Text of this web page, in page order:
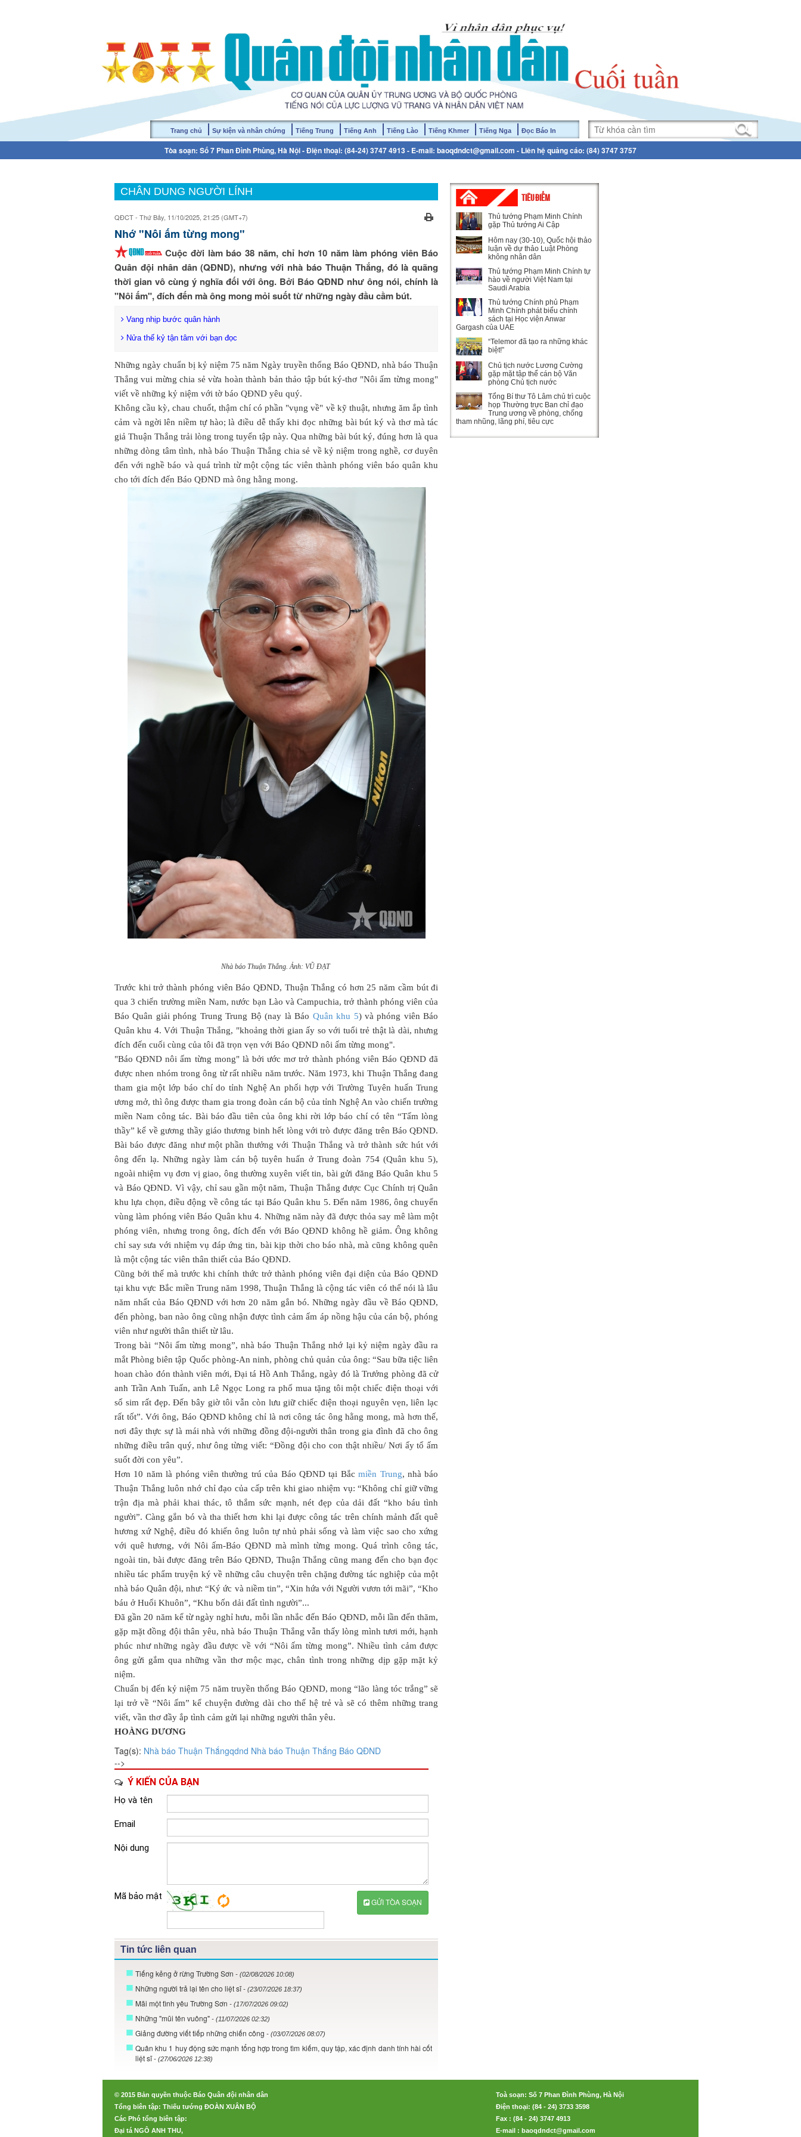
Trang chủ Sự kiện và nhân chứng Tiếng Trung Tiếng Anh Tiếng Lào Tiếng Khmer Tiếng Nga Đọc Báo In
Tòa soạn: Số 7 Phan Đình Phùng, Hà Nội - Điện thoại: (84-24) 3747 4913 - E-mail: baoqdndct@gmail.com - Liên hệ quảng cáo: (84) 3747 3757
CHÂN DUNG NGƯỜI LÍNH
QĐCT - Thứ Bảy, 11/10/2025, 21:25 (GMT+7)
Nhớ "Nôi ấm từng mong"
Cuộc đời làm báo 38 năm, chỉ hơn 10 năm làm phóng viên Báo
Quân đội nhân dân (QĐND), nhưng với nhà báo Thuận Thắng, đó là quãng
thời gian vô cùng ý nghĩa đối với ông. Bởi Báo QĐND như ông nói, chính là
"Nôi ấm", đích đến mà ông mong mỏi suốt từ những ngày đầu cầm bút.
Vang nhịp bước quân hành
Nửa thế kỷ tận tâm với bạn đọc
Những ngày chuẩn bị kỷ niệm 75 năm Ngày truyền thống Báo QĐND, nhà báo Thuận
Thắng vui mừng chia sẻ vừa hoàn thành bản thảo tập bút ký-thơ "Nôi ấm từng mong"
viết về những kỷ niệm với tờ báo QĐND yêu quý.
Không cầu kỳ, chau chuốt, thậm chí có phần "vụng về" về kỹ thuật, nhưng ăm ắp tình
cảm và ngời lên niềm tự hào; là điều dễ thấy khi đọc những bài bút ký và thơ mà tác
giả Thuận Thắng trải lòng trong tuyển tập này. Qua những bài bút ký, đúng hơn là qua
những dòng tâm tình, nhà báo Thuận Thắng chia sẻ về kỷ niệm trong nghề, cơ duyên
đến với nghề báo và quá trình từ một cộng tác viên thành phóng viên báo quân khu
cho tới đích đến Báo QĐND mà ông hằng mong.
Nhà báo Thuận Thắng. Ảnh: VŨ ĐẠT
Trước khi trở thành phóng viên Báo QĐND, Thuận Thắng có hơn 25 năm cầm bút đi
qua 3 chiến trường miền Nam, nước bạn Lào và Campuchia, trở thành phóng viên của
Báo Quân giải phóng Trung Trung Bộ (nay là Báo Quân khu 5) và phóng viên Báo
Quân khu 4. Với Thuận Thắng, "khoảng thời gian ấy so với tuổi trẻ thật là dài, nhưng
đích đến cuối cùng của tôi đã trọn vẹn với Báo QĐND nôi ấm từng mong".
"Báo QĐND nôi ấm từng mong" là bởi ước mơ trở thành phóng viên Báo QĐND đã
được nhen nhóm trong ông từ rất nhiều năm trước. Năm 1973, khi Thuận Thắng đang
tham gia một lớp báo chí do tỉnh Nghệ An phối hợp với Trường Tuyên huấn Trung
ương mở, thì ông được tham gia trong đoàn cán bộ của tỉnh Nghệ An vào chiến trường
miền Nam công tác. Bài báo đầu tiên của ông khi rời lớp báo chí có tên “Tấm lòng
thầy” kể về gương thầy giáo thương binh hết lòng với trò được đăng trên Báo QĐND.
Bài báo được đăng như một phần thưởng với Thuận Thắng và trở thành sức hút với
ông đến lạ. Những ngày làm cán bộ tuyên huấn ở Trung đoàn 754 (Quân khu 5),
ngoài nhiệm vụ đơn vị giao, ông thường xuyên viết tin, bài gửi đăng Báo Quân khu 5
và Báo QĐND. Vì vậy, chỉ sau gần một năm, Thuận Thắng được Cục Chính trị Quân
khu lựa chọn, điều động về công tác tại Báo Quân khu 5. Đến năm 1986, ông chuyển
vùng làm phóng viên Báo Quân khu 4. Những năm này đã được thỏa say mê làm một
phóng viên, nhưng trong ông, đích đến với Báo QĐND không hề giảm. Ông không
chỉ say sưa với nhiệm vụ đáp ứng tin, bài kịp thời cho báo nhà, mà cũng không quên
là một cộng tác viên thân thiết của Báo QĐND.
Cũng bởi thế mà trước khi chính thức trở thành phóng viên đại diện của Báo QĐND
tại khu vực Bắc miền Trung năm 1998, Thuận Thắng là cộng tác viên có thể nói là lâu
năm nhất của Báo QĐND với hơn 20 năm gắn bó. Những ngày đầu về Báo QĐND,
đến phòng, ban nào ông cũng nhận được tình cảm ấm áp nồng hậu của cán bộ, phóng
viên như người thân thiết từ lâu.
Trong bài “Nôi ấm từng mong”, nhà báo Thuận Thắng nhớ lại kỷ niệm ngày đầu ra
mắt Phòng biên tập Quốc phòng-An ninh, phòng chủ quản của ông: “Sau bữa tiệc liên
hoan chào đón thành viên mới, Đại tá Hồ Anh Thắng, ngày đó là Trưởng phòng đã cử
anh Trần Anh Tuấn, anh Lê Ngọc Long ra phố mua tặng tôi một chiếc điện thoại với
số sim rất đẹp. Đến bây giờ tôi vẫn còn lưu giữ chiếc điện thoại nguyên vẹn, liên lạc
rất tốt”. Với ông, Báo QĐND không chỉ là nơi công tác ông hằng mong, mà hơn thế,
nơi đây thực sự là mái nhà với những đồng đội-người thân trong gia đình đã cho ông
những điều trân quý, như ông từng viết: “Đồng đội cho con thật nhiều/ Nơi ấy tổ ấm
suốt đời con yêu”.
Hơn 10 năm là phóng viên thường trú của Báo QĐND tại Bắcmiền Trung, nhà báo
Thuận Thắng luôn nhớ chỉ đạo của cấp trên khi giao nhiệm vụ: “Không chỉ giữ vững
trận địa mà phải khai thác, tô thắm sức mạnh, nét đẹp của dải đất “kho báu tình
người”. Càng gắn bó và tha thiết hơn khi lại được công tác trên chính mảnh đất quê
hương xứ Nghệ, điều đó khiến ông luôn tự nhủ phải sống và làm việc sao cho xứng
với quê hương, với Nôi ấm-Báo QĐND mà mình từng mong. Quá trình công tác,
ngoài tin, bài được đăng trên Báo QĐND, Thuận Thắng cũng mang đến cho bạn đọc
nhiều tác phẩm truyện ký về những câu chuyện trên chặng đường tác nghiệp của một
nhà báo Quân đội, như: “Ký ức và niềm tin”, “Xin hứa với Người vươn tới mãi”, “Kho
báu ở Huổi Khuôn”, “Khu bốn dải đất tình người”...
Đã gần 20 năm kể từ ngày nghỉ hưu, mỗi lần nhắc đến Báo QĐND, mỗi lần đến thăm,
gặp mặt đồng đội thân yêu, nhà báo Thuận Thắng vẫn thấy lòng mình tươi mới, hạnh
phúc như những ngày đầu được về với “Nôi ấm từng mong”. Nhiều tình cảm được
ông gửi gắm qua những vần thơ mộc mạc, chân tình trong những dịp gặp mặt kỷ
niệm.
Chuẩn bị đến kỷ niệm 75 năm truyền thống Báo QĐND, mong “lão làng tóc trắng” sẽ
lại trở về “Nôi ấm” kể chuyện đường dài cho thế hệ trẻ và sẽ có thêm những trang
viết, vần thơ đầy ắp tình cảm gửi lại những người thân yêu.
HOÀNG DƯƠNG
Tag(s): Nhà báo Thuận Thắngqdnd Nhà báo Thuận Thắng Báo QĐND
-->
Ý KIẾN CỦA BẠN
Họ và tên
Email
Nội dung
Mã bảo mật
GỬI TÒA SOẠN
Tin tức liên quan
Tiếng kẻng ở rừng Trường Sơn - (02/08/2026 10:08)
Những người trả lại tên cho liệt sĩ- (23/07/2026 18:37)
Mãi một tình yêu Trường Sơn - (17/07/2026 09:02)
Những "mũi tên vuông" - (11/07/2026 02:32)
Giảng đường viết tiếp những chiến công - (03/07/2026 08:07)
Quân khu 1 huy động sức mạnh tổng hợp trong tìm kiếm, quy tập, xác định danh tính hài cốt
liệt sĩ- (27/06/2026 12:38)
TIÊU ĐIỂM
Thủ tướng Phạm Minh Chính
gặp Thủ tướng Ai Cập
Hôm nay (30-10), Quốc hội thảo
luận về dự thảo Luật Phòng
không nhân dân
Thủ tướng Phạm Minh Chính tự
hào về người Việt Nam tại
Saudi Arabia
Thủ tướng Chính phủ Phạm
Minh Chính phát biểu chính
sách tại Học viện Anwar
Gargash của UAE
“Telemor đã tạo ra những khác
biệt!”
Chủ tịch nước Lương Cường
gặp mặt tập thể cán bộ Văn
phòng Chủ tịch nước
Tổng Bí thư Tô Lâm chủ trì cuộc
họp Thường trực Ban chỉ đạo
Trung ương về phòng, chống
tham nhũng, lãng phí, tiêu cực
© 2015 Bản quyền thuộc Báo Quân đội nhân dân
Tổng biên tập: Thiếu tướng ĐOÀN XUÂN BỘ
Các Phó tổng biên tập:
Đại tá NGÔ ANH THU,
Toà soạn: Số 7 Phan Đình Phùng, Hà Nội
Điện thoại: (84 - 24) 3733 3598
Fax : (84 - 24) 3747 4913
E-mail : baoqdndct@gmail.com